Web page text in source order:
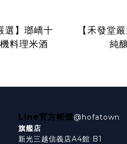
選】瑯嶠十
料理米酒
【禾發堂
純
Line官方帳號@hofatown
旗艦店
新光三越信義店A4館 B1